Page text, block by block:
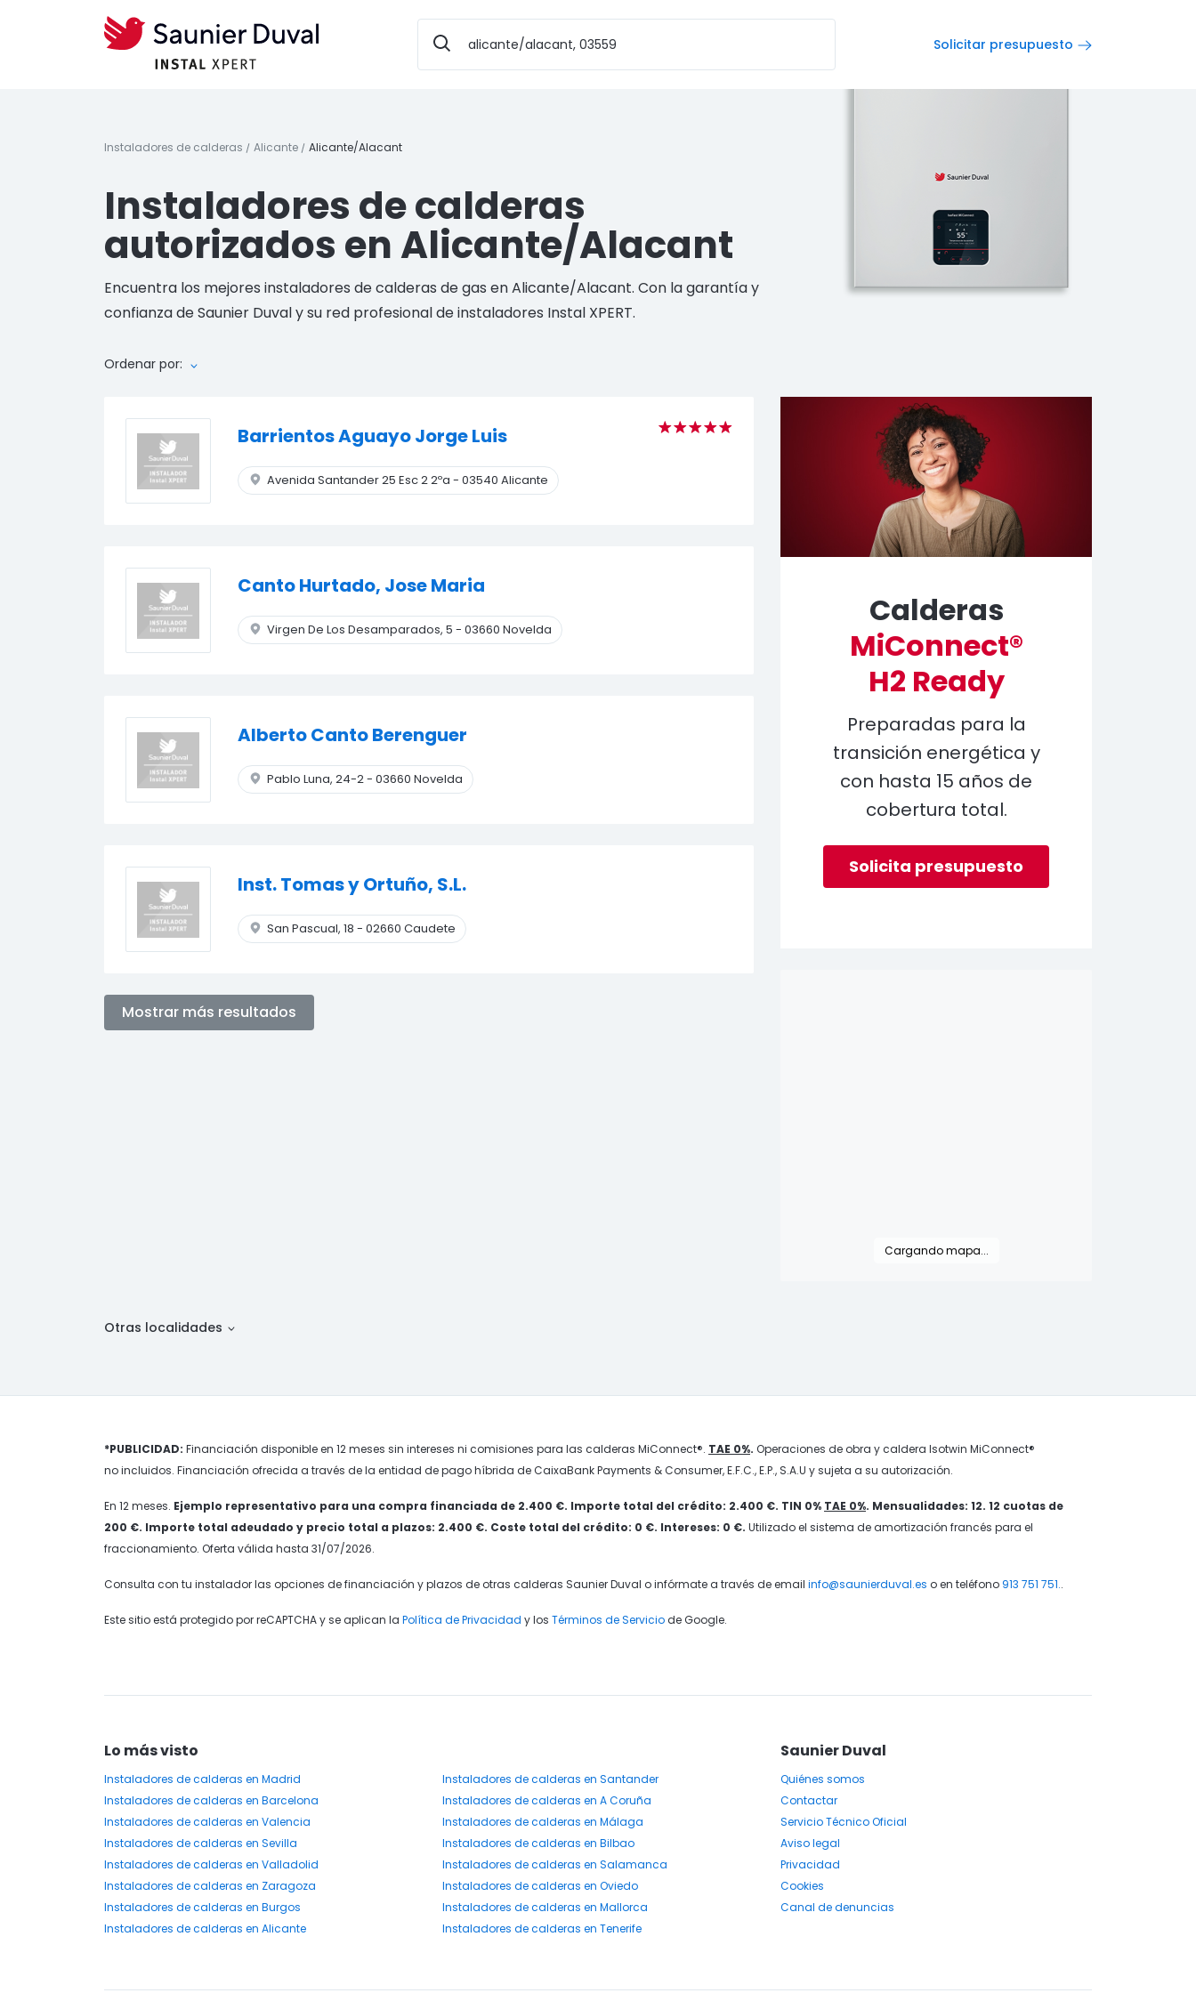
Solicitar presupuesto
Instaladores de calderas Alicante Alicante/Alacant
Instaladores de calderas
autorizados en Alicante/Alacant
Encuentra los mejores instaladores de calderas de gas en Alicante/Alacant. Con la garantía y
confianza de Saunier Duval y su red profesional de instaladores Instal XPERT.
Ordenar por:
Barrientos Aguayo Jorge Luis
Avenida Santander 25 Esc 2 2ºa - 03540 Alicante
Canto Hurtado, Jose Maria
Virgen De Los Desamparados, 5 - 03660 Novelda
Alberto Canto Berenguer
Pablo Luna, 24-2- 03660 Novelda
Inst. Tomas y Ortuño, S.L.
San Pascual, 18 - 02660 Caudete
Mostrar más resultados
Calderas
MiConnect®
H2 Ready
Preparadas para la
transición energética y
con hasta 15 años de
cobertura total.
Solicita presupuesto
Cargando mapa...
Otras localidades
*PUBLICIDAD: Financiación disponible en 12 meses sin intereses ni comisiones para las calderas MiConnect®. TAE 0%. Operaciones de obra y caldera Isotwin MiConnect®
no incluidos. Financiación ofrecida a través de la entidad de pago híbrida de CaixaBank Payments & Consumer, E.F.C., E.P., S.A.U y sujeta a su autorización.
En 12 meses. Ejemplo representativo para una compra financiada de 2.400 €. Importe total del crédito: 2.400 €. TIN 0% TAE 0%. Mensualidades: 12. 12 cuotas de
200 €. Importe total adeudado y precio total a plazos: 2.400 €. Coste total del crédito: 0 €. Intereses: 0 €. Utilizado el sistema de amortización francés para el
fraccionamiento. Oferta válida hasta 31/07/2026.
Consulta con tu instalador las opciones de financiación y plazos de otras calderas Saunier Duval o infórmate a través de email info@saunierduval.es o en teléfono 913 751 751..
Este sitio está protegido por reCAPTCHA y se aplican la Política de Privacidad y los Términos de Serviciode Google.
Lo más visto
Instaladores de calderas en Madrid
Instaladores de calderas en Barcelona
Instaladores de calderas en Valencia
Instaladores de calderas en Sevilla
Instaladores de calderas en Valladolid
Instaladores de calderas en Zaragoza
Instaladores de calderas en Burgos
Instaladores de calderas en Alicante
Instaladores de calderas en Santander
Instaladores de calderas en A Coruña
Instaladores de calderas en Málaga
Instaladores de calderas en Bilbao
Instaladores de calderas en Salamanca
Instaladores de calderas en Oviedo
Instaladores de calderas en Mallorca
Instaladores de calderas en Tenerife
Saunier Duval
Quiénes somos
Contactar
Servicio Técnico Oficial
Aviso legal
Privacidad
Cookies
Canal de denuncias